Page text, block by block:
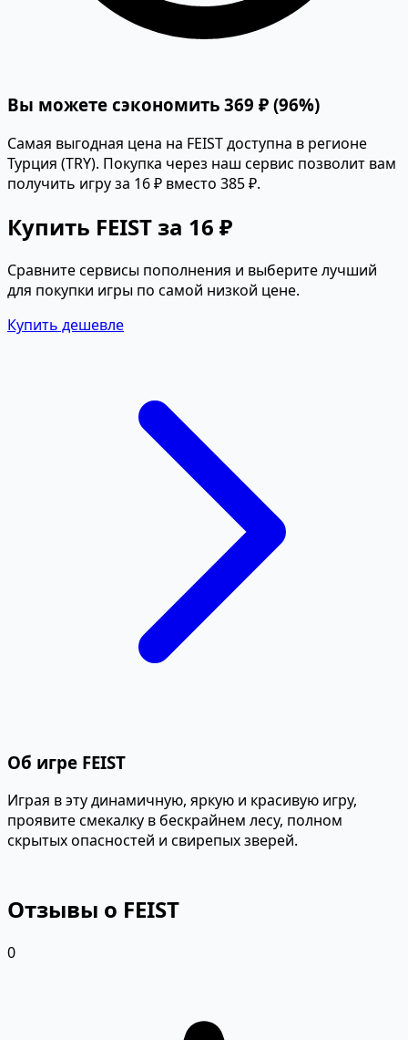
Вы можете сэкономить 369 ₽ (96%)
Самая выгодная цена на FEIST доступна в регионе
Турция (TRY). Покупка через наш сервис позволит вам
получить игру за 16 ₽ вместо 385 ₽.
Купить FEIST за 16 ₽
Сравните сервисы пополнения и выберите лучший
для покупки игры по самой низкой цене.
Купить дешевле
Об игре FEIST
Играя в эту динамичную, яркую и красивую игру,
проявите смекалку в бескрайнем лесу, полном
скрытых опасностей и свирепых зверей.
Отзывы о FEIST
0